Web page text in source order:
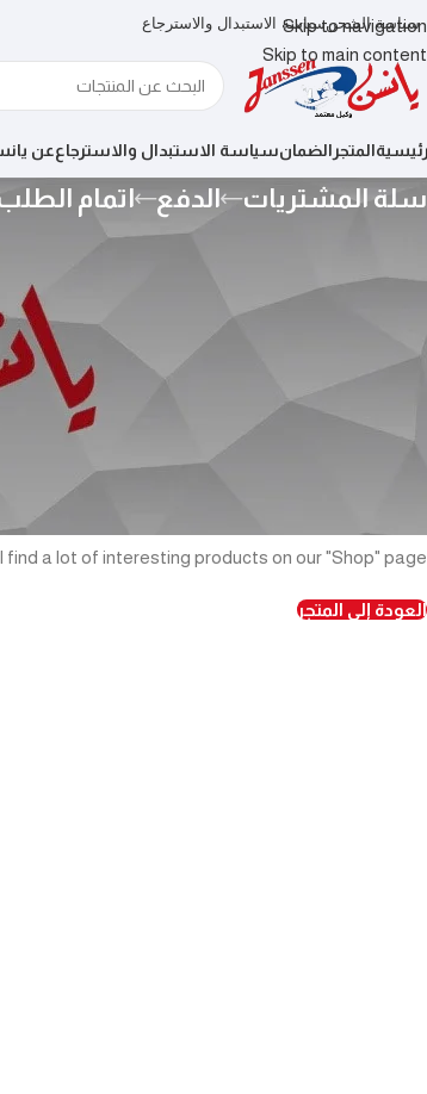
Skip to navigation
Skip to main content
سياسة الشحنسياسة الاستبدال والاسترجاع
المتجر الضمانسياسة الاستبدال والاسترجاععن
سلة المشتريات الدفع اتمام
سلة مشترياتك فارغة
you must add some products to your shopping
find a lot of interesting products on our "Shop" page.
العودة إلى المتجر